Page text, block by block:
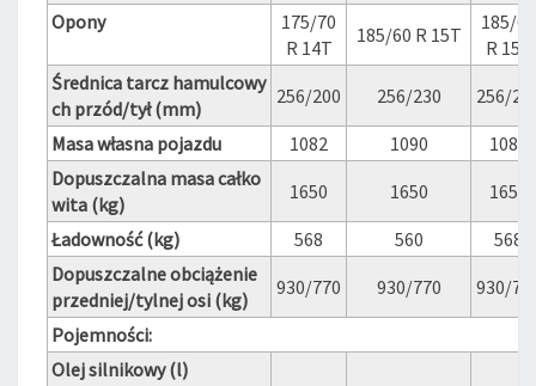
Opony
175/70
R 14T
185/60 R 15T
185/60
R 15T
Średnica tarcz hamulcowy
ch przód/tył (mm)
256/200 256/230
256/
Masa własna pojazdu
1082 1090
1082
Dopuszczalna masa całko
wita (kg)
1650 1650
1650
Ładowność (kg)
568 560
568
Dopuszczalne obciążenie
przedniej/tylnej osi (kg)
930/770 930/770
930/
Pojemności:
Olej silnikowy (l)